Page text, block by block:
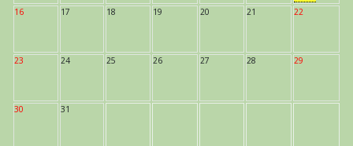
16 17 18 19 20 21 22
23 24 25 26 27 28 29
30 31